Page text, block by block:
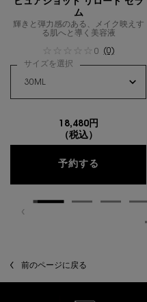
ピュアショット リロード セラ
ム
輝きと弾力感のある、メイク映えす
る肌へと導く美容液
0
(0)
サイズを選択
18,480円
（税込）
予約する ピュアシ
前のページに戻る